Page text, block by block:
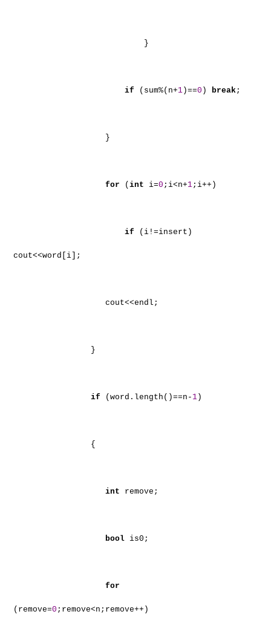
}
if (sum%(n+1 )==0 ) break;
}
for ( int i=0 ;i<n+1;i++)
if (i!=insert)
cout<<word[i];
cout<<endl;
}
if (word.length()==n- 1 )
{
int remove;
bool is0;
for
(remove=0 ;remove<n;remove++)